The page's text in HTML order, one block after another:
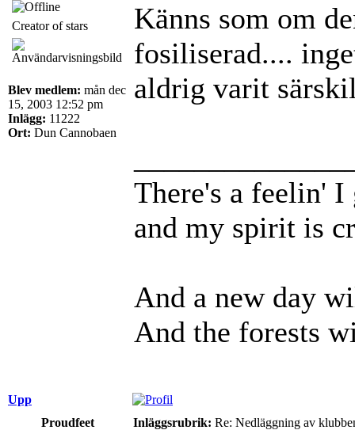
Creator of stars
Blev medlem: mån dec
15, 2003 12:52 pm
Inlägg: 11222
Ort: Dun Cannobaen
Känns som om
fosiliserad....
aldrig varit
There's a feelin'
and my spirit is
And a new day
And the forests
Upp
Proudfeet
Inläggsrubrik: Re: Nedläggning av